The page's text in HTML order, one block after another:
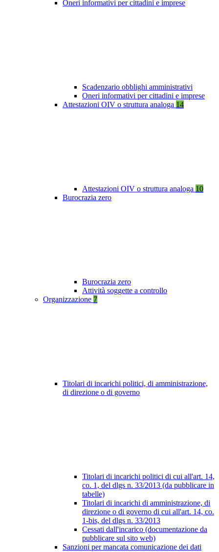
Oneri informativi per cittadini e imprese
Scadenzario obblighi amministrativi
Oneri informativi per cittadini e imprese
Attestazioni OIV o struttura analoga 14
Attestazioni OIV o struttura analoga 10
Burocrazia zero
Burocrazia zero
Attività soggette a controllo
Organizzazione 7
Titolari di incarichi politici, di amministrazione,
di direzione o di governo
Titolari di incarichi politici di cui all'art. 14,
co. 1, del dlgs n. 33/2013 (da pubblicare in
tabelle)
Titolari di incarichi di amministrazione, di
direzione o di governo di cui all'art. 14, co.
1-bis, del dlgs n. 33/2013
Cessati dall'incarico (documentazione da
pubblicare sul sito web)
Sanzioni per mancata comunicazione dei dati